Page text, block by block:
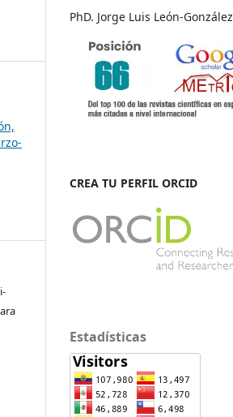
PhD. Jorge Luis León-González
CREA TU PERFIL ORCID
Estadísticas